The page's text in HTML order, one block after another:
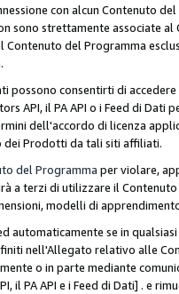
con alcun Contenuto
sono strettamente associate
Contenuto del Programma
possono consentirti di
API, il PA API o i Feed di
dell'accordo di licenza
Prodotti da tali siti affiliati.
del Programma per violare,
a terzi di utilizzare il
modelli di
automaticamente se in
nell'Allegato relativo alle
o in parte mediante
il PA API e i Feed di Dati] . e